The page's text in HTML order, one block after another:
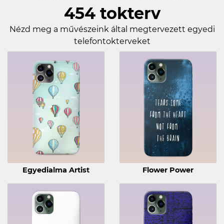
454 tokterv
Nézd meg a művészeink által megtervezett egyedi
telefontokterveket
Egyedialma Artist Flower Power